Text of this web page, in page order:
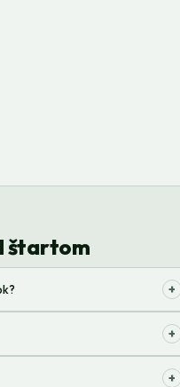
štartom
+
+
+